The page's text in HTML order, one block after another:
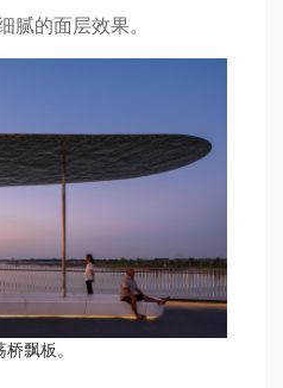
腻的面层效果。
飘板。